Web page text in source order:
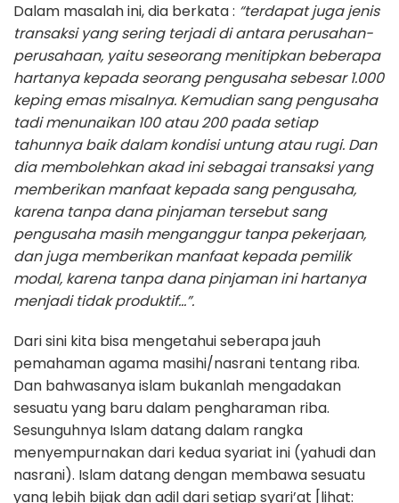
Dalam masalah ini, dia berkata : “terdapat juga jenis
transaksi yang sering terjadi di antara perusahan-
perusahaan, yaitu seseorang menitipkan beberapa
hartanya kepada seorang pengusaha sebesar 1.000
keping emas misalnya. Kemudian sang pengusaha
tadi menunaikan 100 atau 200 pada setiap
tahunnya baik dalam kondisi untung atau rugi. Dan
dia membolehkan akad ini sebagai transaksi yang
memberikan manfaat kepada sang pengusaha,
karena tanpa dana pinjaman tersebut sang
pengusaha masih menganggur tanpa pekerjaan,
dan juga memberikan manfaat kepada pemilik
modal, karena tanpa dana pinjaman ini hartanya
menjadi tidak produktif…”.
Dari sini kita bisa mengetahui seberapa jauh
pemahaman agama masihi/nasrani tentang riba.
Dan bahwasanya islam bukanlah mengadakan
sesuatu yang baru dalam pengharaman riba.
Sesunguhnya Islam datang dalam rangka
menyempurnakan dari kedua syariat ini (yahudi dan
nasrani). Islam datang dengan membawa sesuatu
yang lebih bijak dan adil dari setiap syari’at [lihat: